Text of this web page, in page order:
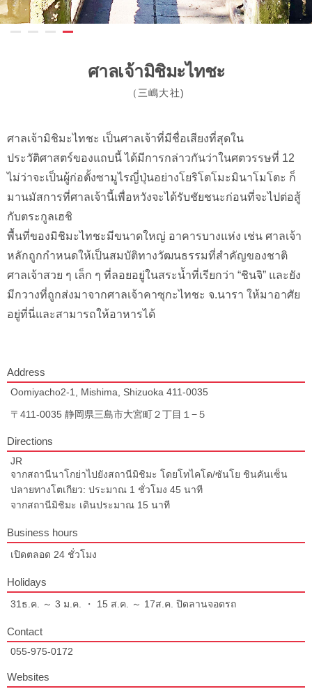
ศาลเจ้ามิชิมะไทชะ
（三嶋大社)
ศาลเจ้ามิชิมะไทชะ เป็นศาลเจ้าที่มีชื่อเสียงที่สุดใน
ประวัติศาสตร์ของแถบนี้ ได้มีการกล่าวกันว่าในศตวรรษที่ 12
ไม่ว่าจะเป็นผู้ก่อตั้งซามูไรญี่ปุ่นอย่างโยริโตโมะมินาโมโตะ ก็
มานมัสการที่ศาลเจ้านี้เพื่อหวังจะได้รับชัยชนะก่อนที่จะไปต่อสู้
กับตระกูลเฮชิ
พื้นที่ของมิชิมะไทชะมีขนาดใหญ่ อาคารบางแห่ง เช่น ศาลเจ้า
หลักถูกกำหนดให้เป็นสมบัติทางวัฒนธรรมที่สำคัญของชาติ
ศาลเจ้าสวย ๆ เล็ก ๆ ที่ลอยอยู่ในสระน้ำที่เรียกว่า “ชินจิ” และยัง
มีกวางที่ถูกส่งมาจากศาลเจ้าคาซุกะไทชะ จ.นารา ให้มาอาศัย
อยู่ที่นี่และสามารถให้อาหารได้
Address
Oomiyacho2-1, Mishima, Shizuoka 411-0035
〒411-0035 静岡県三島市大宮町２丁目１−５
Directions
JR
จากสถานีนาโกย่าไปยังสถานีมิชิมะ โดยโทไคโด/ซันโย ชินคันเซ็น
ปลายทางโตเกียว: ประมาณ 1 ชั่วโมง 45 นาที
จากสถานีมิชิมะ เดินประมาณ 15 นาที
Business hours
เปิดตลอด 24 ชั่วโมง
Holidays
31ธ.ค. ～ 3 ม.ค. ・ 15 ส.ค. ～ 17ส.ค. ปิดลานจอดรถ
Contact
055-975-0172
Websites